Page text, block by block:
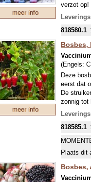
meer info
verzot op!
AF EN
DUS
818580.1
meer info
Bosbes,
(Engels:
Deze
eerst dat
De
zonnig tot
zeer
roze
818585.1
Plaats dit
Bosbes,